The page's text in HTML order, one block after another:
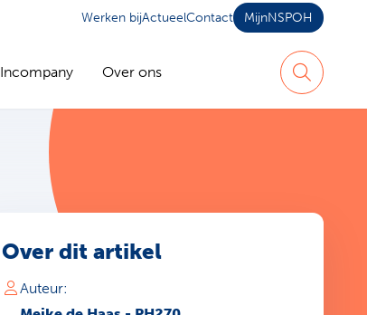
Werken bijActueelContact MijnNSPOH
Incompany Over ons
Zoeken
Over dit artikel
Auteur: